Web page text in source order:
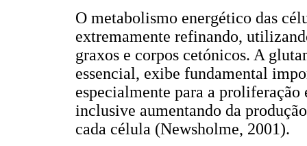
O metabolismo energético das
extremamente refinando,
graxos e corpos cetónicos. A
essencial, exibe fundamental
especialmente para a
inclusive aumentando da
cada célula (Newsholme, 2001).